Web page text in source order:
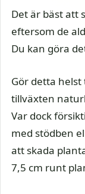
Det är bäst att
eftersom de
Du kan göra
Gör detta
tillväxten
Var dock
med stödben
att skada
7,5 cm runt